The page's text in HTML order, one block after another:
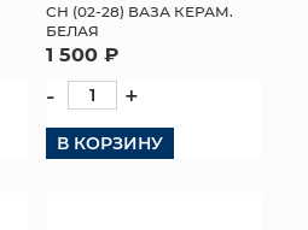
СН (02-28) ВАЗА КЕРАМ.
БЕЛАЯ
1 500 ₽
- +
В КОРЗИНУ